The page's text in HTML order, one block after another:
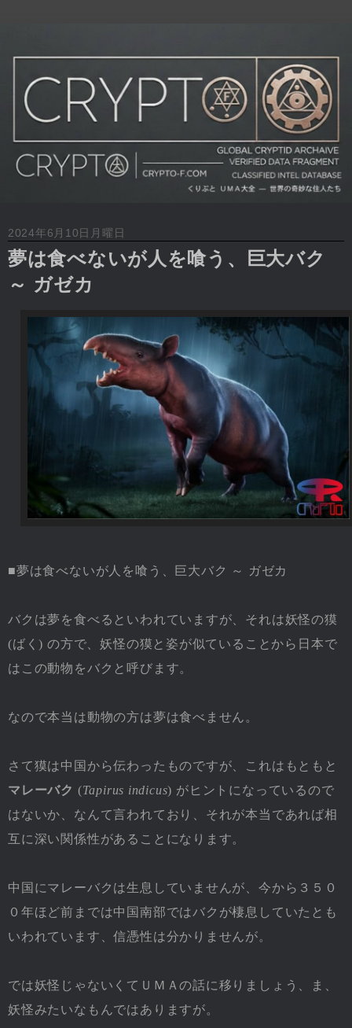
2024年6月10日月曜日
夢は食べないが人を喰う、巨大バク
～ ガゼカ
■夢は食べないが人を喰う、巨大バク ～ ガゼカ
バクは夢を食べるといわれていますが、それは妖怪の獏
(ばく) の方で、妖怪の獏と姿が似ていることから日本で
はこの動物をバクと呼びます。
なので本当は動物の方は夢は食べません。
さて獏は中国から伝わったものですが、これはもともと
マレーバク (Tapirus indicus) がヒントになっているので
はないか、なんて言われており、それが本当であれば相
互に深い関係性があることになります。
中国にマレーバクは生息していませんが、今から３５０
０年ほど前までは中国南部ではバクが棲息していたとも
いわれています、信憑性は分かりませんが。
では妖怪じゃないくてＵＭＡの話に移りましょう、ま、
妖怪みたいなもんではありますが。